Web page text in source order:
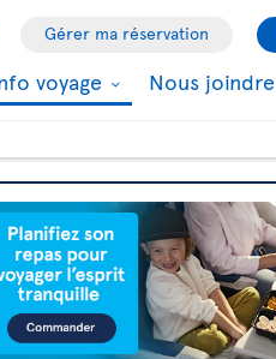
Gérer ma réservation
voyage Nous joindre